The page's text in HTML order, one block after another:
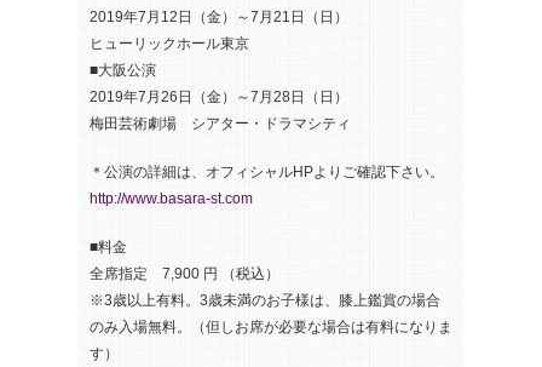
2019年7月12日（金）～7月21日（日）
ヒューリックホール東京
■大阪公演
2019年7月26日（金）～7月28日（日）
梅田芸術劇場 シアター・ドラマシティ
＊公演の詳細は、オフィシャルHPよりご確認下さい。
http://www.basara-st.com
■料金
全席指定 7,900 円 （税込）
※3歳以上有料。3歳未満のお子様は、膝上鑑賞の場合
のみ入場無料。（但しお席が必要な場合は有料になりま
す）